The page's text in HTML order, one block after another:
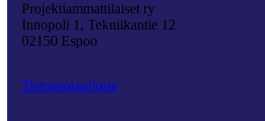
Projektiammattilaiset ry
Innopoli 1, Tekniikantie 12
02150 Espoo
Tietosuojaseloste